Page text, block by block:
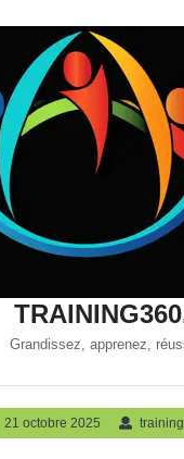
Grandissez, apprenez,
21 octobre 2025
21
octobre